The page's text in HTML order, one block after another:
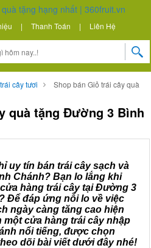
| Thanh Toán | Liên Hệ
cây tươi
Shop bán Giỏ trái cây quà
quà tặng Đường 3 Bình
uy tín bán trái cây sạch và
Chánh? Bạn lo lắng khi
hàng trái cây tại Đường 3
Để đáp ứng nỗi lo về việc
ngày càng tăng cao hiện
một cửa hàng trái cây nhập
nổi tiếng, được chọn
dõi bài viết dưới đây nhé!